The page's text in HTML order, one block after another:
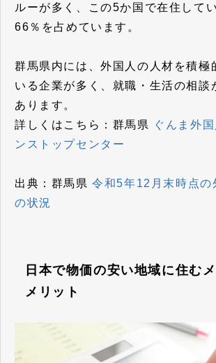
ルーが多く、この5か国で在住して
66％を占めています。
群馬県内には、外国人の人材を積極
いる企業が多く、就職・生活の相談
あります。
詳しくはこちら：群馬県 ぐんま外
ンストップセンター
出典：群馬県令和5年12月末時点の
の状況
日本で物価の安い地域に住む
メリット